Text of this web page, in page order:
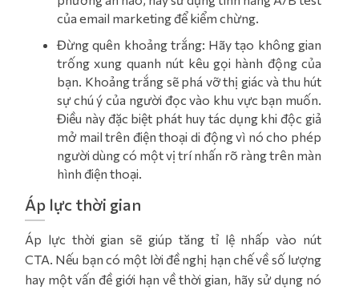
của email marketing để kiểm chừng.
Đừng quên khoảng trắng: Hãy tạo không gian
trống xung quanh nút kêu gọi hành động của
bạn. Khoảng trắng sẽ phá vỡ thị giác và thu hút
sự chú ý của người đọc vào khu vực bạn muốn.
Điều này đặc biệt phát huy tác dụng khi độc giả
mở mail trên điện thoại di động vì nó cho phép
người dùng có một vị trí nhấn rõ ràng trên màn
hình điện thoại.
Áp lực thời gian
Áp lực thời gian sẽ giúp tăng tỉ lệ nhấp vào nút
CTA. Nếu bạn có một lời đề nghị hạn chế về số lượng
hay một vấn đề giới hạn về thời gian, hãy sử dụng nó